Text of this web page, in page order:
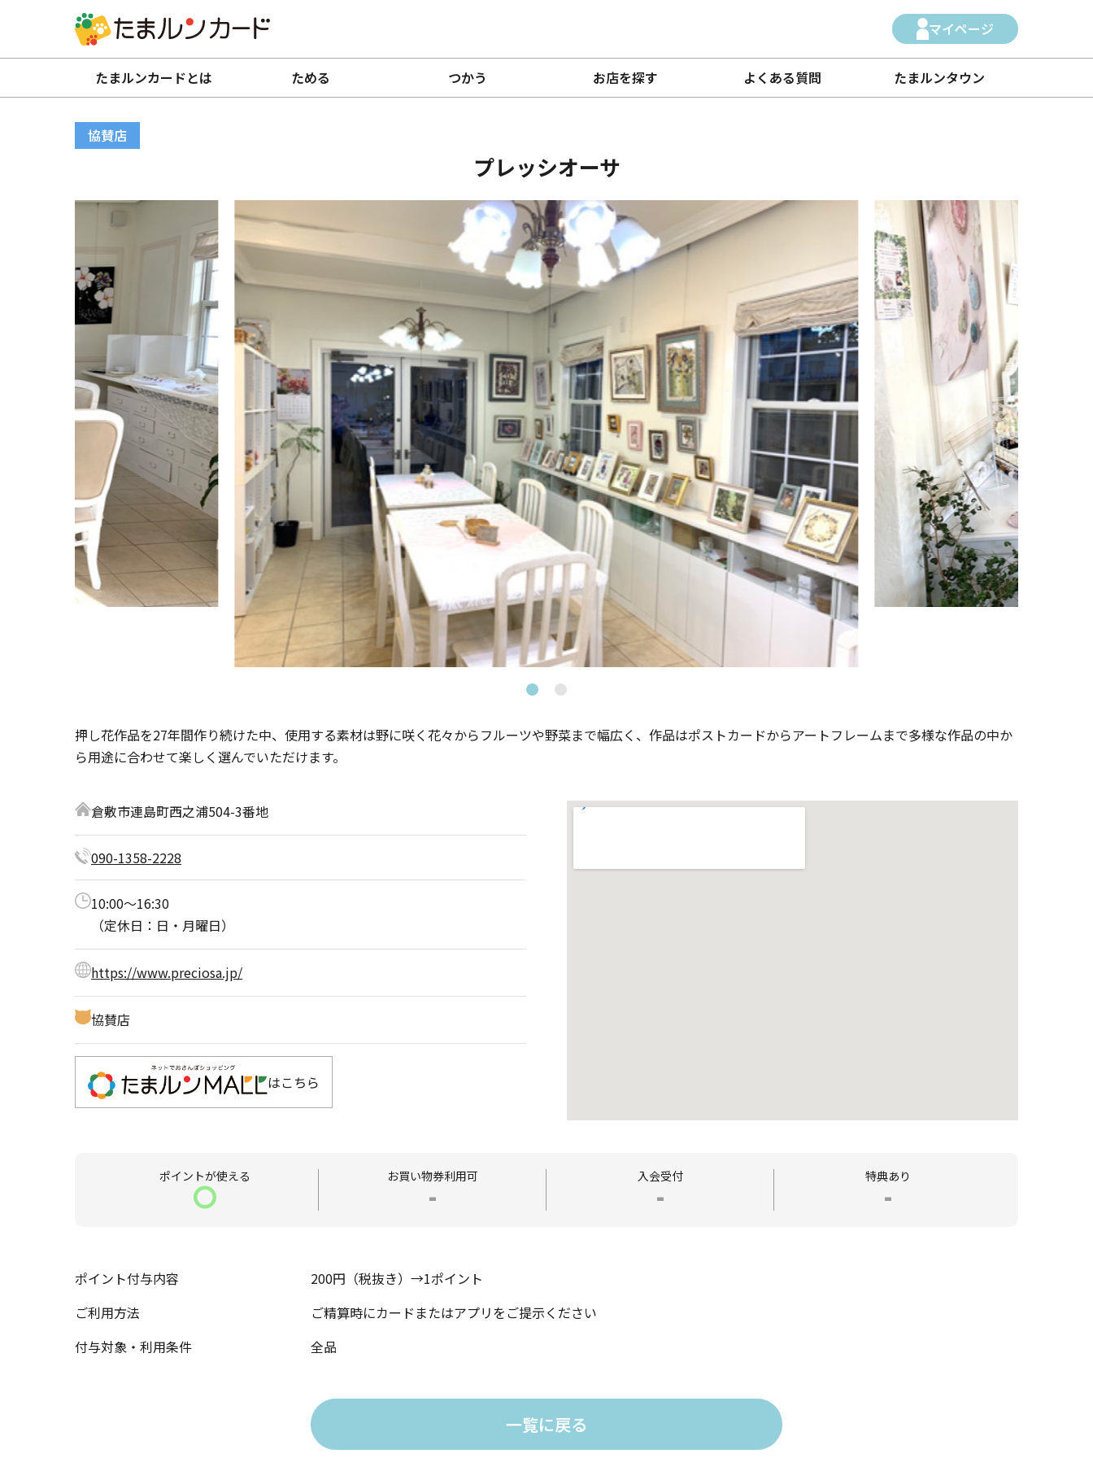
マイページ
たまルンカードとは ためる つかう お店を探す よくある質問 たまルンタウン
プレッシオーサ
押し花作品を27年間作り続けた中、使用する素材は野に咲く花々からフルーツや野菜まで幅広く、作品はポストカードからアートフレームまで多様な作品の中か
ら用途に合わせて楽しく選んでいただけます。
倉敷市連島町西之浦504-3番地
10:00〜16:30
（定休日：日・月曜日）
090-1358-2228
https://www.preciosa.jp/
協賛店
はこちら
ポイントが使える
〇
お買い物券利用可
-
入会受付
-
特典あり
-
ポイント付与内容
200円（税抜き）→1ポイント
ご利用方法
ご精算時にカードまたはアプリをご提示ください
付与対象・利用条件
全品
一覧に戻る